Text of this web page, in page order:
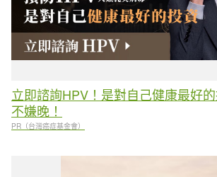
立即諮詢HPV！是對自己健康最好
不嫌晚！
PR（台灣癌症基金會）